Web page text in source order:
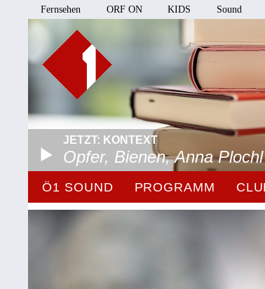
Fernsehen ORF ON KIDS Sound
JETZT: KONTEXT
Opfer, Bienen, Anna
Ö1 SOUND PROGRAMM